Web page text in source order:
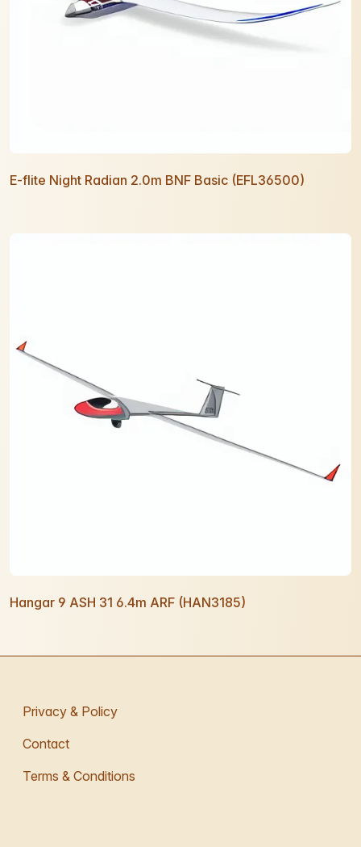
E-flite Night Radian 2.0m BNF Basic (EFL36500)
Hangar 9 ASH 31 6.4m ARF (HAN3185)
Privacy & Policy
Contact
Terms & Conditions